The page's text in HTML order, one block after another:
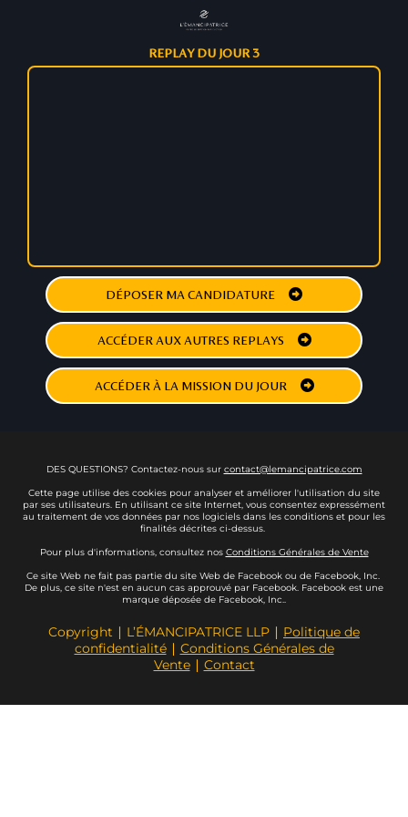
REPLAY DU JOUR 3
DÉPOSER MA CANDIDATURE
ACCÉDER AUX AUTRES REPLAYS
ACCÉDER À LA MISSION DU JOUR
DES QUESTIONS? Contactez-nous sur contact@lemancipatrice.com
Cette page utilise des cookies pour analyser et améliorer l'utilisation du site
par ses utilisateurs. En utilisant ce site Internet, vous consentez expressément
au traitement de vos données par nos logiciels dans les conditions et pour les
finalités décrites ci-dessus.
Pour plus d'informations, consultez nos Conditions Générales de Vente
Ce site Web ne fait pas partie du site Web de Facebook ou de Facebook, Inc.
De plus, ce site n'est en aucun cas approuvé par Facebook. Facebook est une
marque déposée de Facebook, Inc..
Copyright ∣ L’ÉMANCIPATRICE LLP ∣ Politique de
confidentialité∣ Conditions Générales de
Vente∣ Contact